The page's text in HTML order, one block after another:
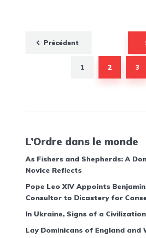
Précédent
Pagination
publications
1 2 3
L’Ordre dans le monde
As Fishers and Shepherds: A
Novice Reflects
Pope Leo XIV Appoints
Consultor to Dicastery for
In Ukraine, Signs of a
Lay Dominicans of England and